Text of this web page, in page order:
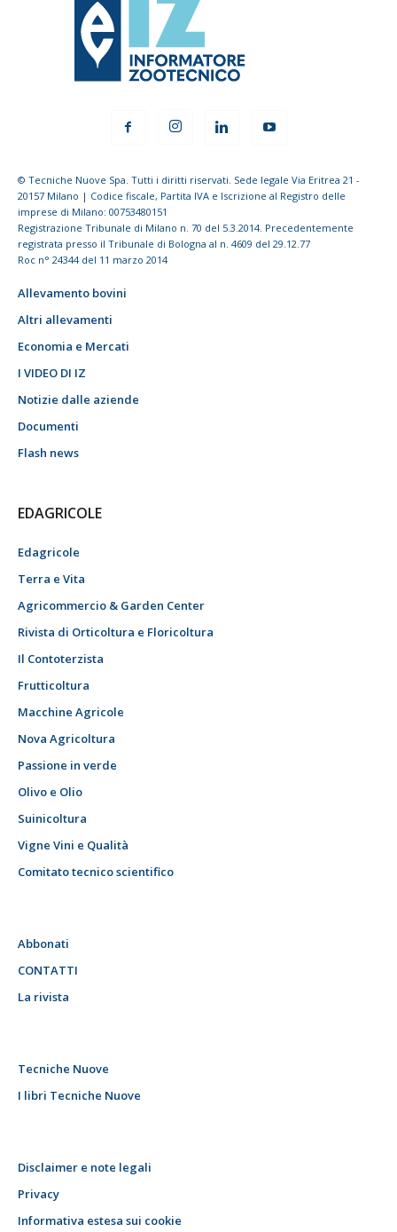
© Tecniche Nuove Spa. Tutti i diritti riservati. Sede legale Via Eritrea 21 -
20157 Milano | Codice fiscale, Partita IVA e Iscrizione al Registro delle
imprese di Milano: 00753480151
Registrazione Tribunale di Milano n. 70 del 5.3.2014. Precedentemente
registrata presso il Tribunale di Bologna al n. 4609 del 29.12.77
Roc n° 24344 del 11 marzo 2014
Allevamento bovini
Altri allevamenti
Economia e Mercati
I VIDEO DI IZ
Notizie dalle aziende
Documenti
Flash news
EDAGRICOLE
Edagricole
Terra e Vita
Agricommercio & Garden Center
Rivista di Orticoltura e Floricoltura
Il Contoterzista
Frutticoltura
Macchine Agricole
Nova Agricoltura
Passione in verde
Olivo e Olio
Suinicoltura
Vigne Vini e Qualità
Comitato tecnico scientifico
Abbonati
CONTATTI
La rivista
Tecniche Nuove
I libri Tecniche Nuove
Disclaimer e note legali
Privacy
Informativa estesa sui cookie